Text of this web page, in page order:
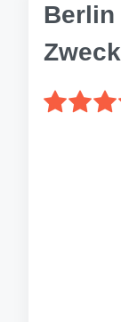
Berlin